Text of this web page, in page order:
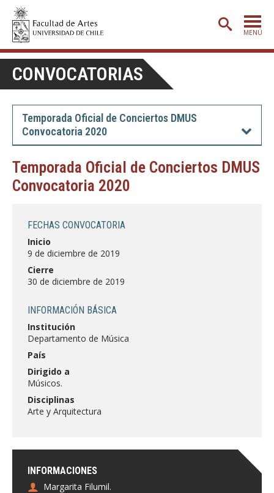
MENÚ
PORTADA
ADMISIÓN
ETAPA BÁSICA
POSTGRADO
EXTENSIÓN
BIBLIOTECA
DEPARTAMENTOS
FACULTAD
Estudiantes
Académicas/os
CONVOCATORIAS
Temporada Oficial de Conciertos DMUS
Convocatoria 2020
Temporada Oficial de Conciertos DMUS
Convocatoria 2020
INFORMACIONES
Margarita Filumil.
FECHAS CONVOCATORIA
Inicio
9 de diciembre de 2019
Cierre
30 de diciembre de 2019
INFORMACIÓN BÁSICA
Institución
Departamento de Música
País
Dirigido a
Músicos.
Disciplinas
Arte y Arquitectura